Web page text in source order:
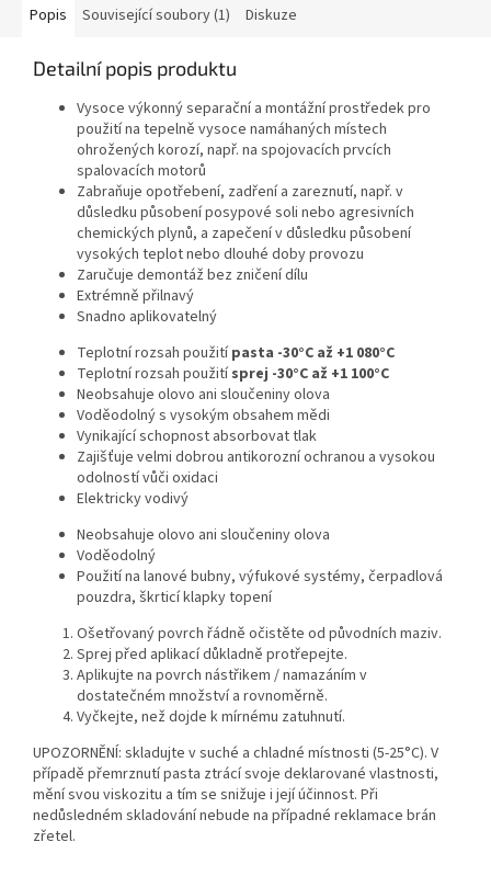
Popis Související soubory (1) Diskuze
Detailní popis produktu
Vysoce výkonný separační a montážní prostředek pro
použití na tepelně vysoce namáhaných místech
ohrožených korozí, např. na spojovacích prvcích
spalovacích motorů
Zabraňuje opotřebení, zadření a zareznutí, např. v
důsledku působení posypové soli nebo agresivních
chemických plynů, a zapečení v důsledku působení
vysokých teplot nebo dlouhé doby provozu
Zaručuje demontáž bez zničení dílu
Extrémně přilnavý
Snadno aplikovatelný
Teplotní rozsah použitípasta -30°C až +1 080°C
Teplotní rozsah použitísprej -30°C až +1 100°C
Neobsahuje olovo ani sloučeniny olova
Voděodolný s vysokým obsahem mědi
Vynikající schopnost absorbovat tlak
Zajišťuje velmi dobrou antikorozní ochranou a vysokou
odolností vůči oxidaci
Elektricky vodivý
Neobsahuje olovo ani sloučeniny olova
Voděodolný
Použití na lanové bubny, výfukové systémy, čerpadlová
pouzdra, škrticí klapky topení
Ošetřovaný povrch řádně očistěte od původních maziv.
Sprej před aplikací důkladně protřepejte.
Aplikujte na povrch nástřikem / namazáním v
dostatečném množství a rovnoměrně.
Vyčkejte, než dojde k mírnému zatuhnutí.
UPOZORNĚNÍ: skladujte v suché a chladné místnosti (5-25°C). V
případě přemrznutí pasta ztrácí svoje deklarované vlastnosti,
mění svou viskozitu a tím se snižuje i její účinnost. Při
nedůsledném skladování nebude na případné reklamace brán
zřetel.